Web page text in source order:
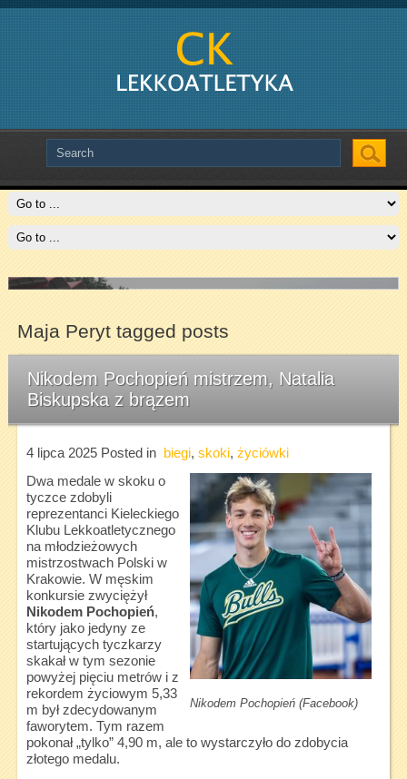
Slide # 2
Czytaj więcej
Slide # 3
Czytaj więcej
Maja Peryt tagged posts
Nikodem Pochopień mistrzem, Natalia
Biskupska z brązem
4 lipca 2025Posted in biegi, skoki, życiówki
Nikodem Pochopień (Facebook)
Dwa medale w skoku o
tyczce zdobyli
reprezentanci Kieleckiego
Klubu Lekkoatletycznego
na młodzieżowych
mistrzostwach Polski w
Krakowie. W męskim
konkursie zwyciężył
Nikodem Pochopień,
który jako jedyny ze
startujących tyczkarzy
skakał w tym sezonie
powyżej pięciu metrów i z
rekordem życiowym 5,33
m był zdecydowanym
faworytem. Tym razem
pokonał „tylko” 4,90 m, ale to wystarczyło do zdobycia
złotego medalu.